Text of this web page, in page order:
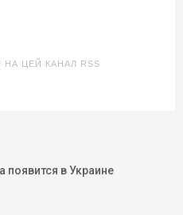
НА ЦЕЙ КАНАЛ RSS
появится в Украине